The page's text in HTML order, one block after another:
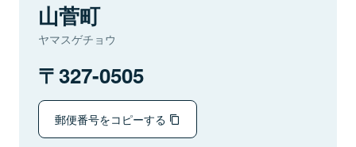
山菅町
ヤマスゲチョウ
327-0505
郵便番号をコピーする